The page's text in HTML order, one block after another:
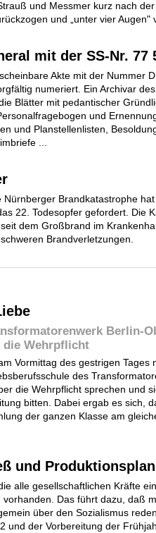
und Messmer kurz nach
und „unter vier Augen"
mit der SS-Nr. 77
Akte mit der Nummer
numeriert. Ein Archivar
Blätter mit pedantischer
und
und Planstellenlisten,
...
Nürnberger Brandkatastrophe
22. Todesopfer gefordert. Die
dem Großbrand im
Brandverletzungen.
Berlin-
Wehrpflicht
Vormittag des gestrigen Tages
des
die Wehrpflicht sprechen und
bitten. Dabei ergab es sich,
der ganzen Klasse am
und Produktionsplan
alle gesellschaftlichen Kräfte
vorhanden. Das führt dazu, daß
über den Sozialismus
und der Vorbereitung der